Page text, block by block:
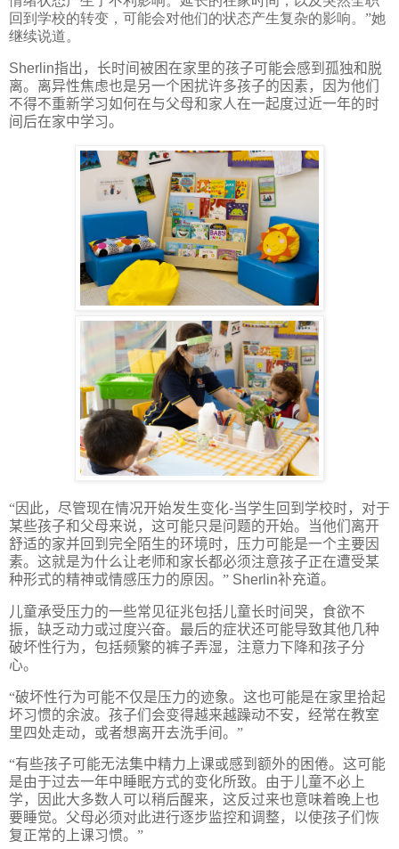
回到学校的转变，可能会对他们的状态产生复杂的影响。”她
继续说道。
Sherlin指出，长时间被困在家里的孩子可能会感到孤独和脱
离。离异性焦虑也是另一个困扰许多孩子的因素，因为他们
不得不重新学习如何在与父母和家人在一起度过近一年的时
间后在家中学习。
“因此，尽管现在情况开始发生变化-当学生回到学校时，对于
某些孩子和父母来说，这可能只是问题的开始。当他们离开
舒适的家并回到完全陌生的环境时，压力可能是一个主要因
素。这就是为什么让老师和家长都必须注意孩子正在遭受某
种形式的精神或情感压力的原因。” Sherlin补充道。
儿童承受压力的一些常见征兆包括儿童长时间哭，食欲不
振，缺乏动力或过度兴奋。最后的症状还可能导致其他几种
破坏性行为，包括频繁的裤子弄湿，注意力下降和孩子分
心。
“破坏性行为可能不仅是压力的迹象。这也可能是在家里拾起
坏习惯的余波。孩子们会变得越来越躁动不安，经常在教室
里四处走动，或者想离开去洗手间。”
“有些孩子可能无法集中精力上课或感到额外的困倦。这可能
是由于过去一年中睡眠方式的变化所致。由于儿童不必上
学，因此大多数人可以稍后醒来，这反过来也意味着晚上也
要睡觉。父母必须对此进行逐步监控和调整，以使孩子们恢
复正常的上课习惯。”